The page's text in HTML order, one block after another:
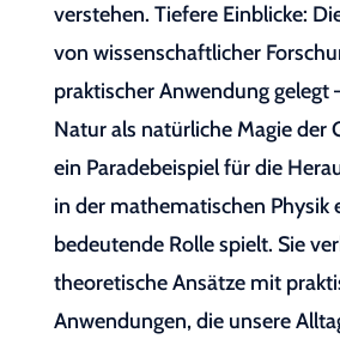
verstehen. Tiefere Einblicke:
von wissenschaftlicher
praktischer Anwendung gelegt
Natur als natürliche Magie der
ein Paradebeispiel für die
in der mathematischen Physik
bedeutende Rolle spielt. Sie
theoretische Ansätze mit
Anwendungen, die unsere